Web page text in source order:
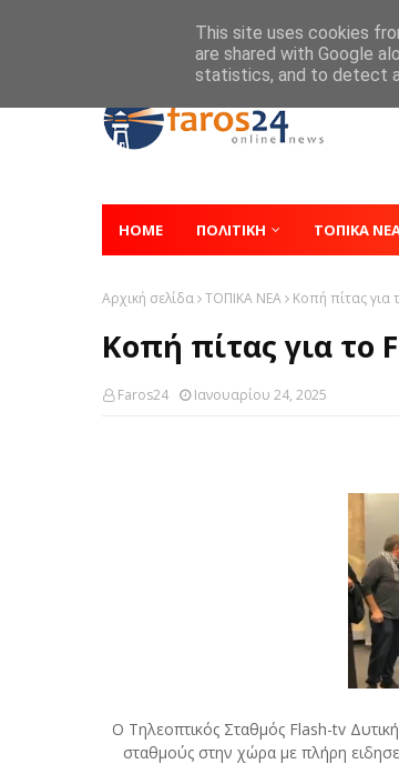
HOME ΠΟΛΙΤΙΚΗ ΤΟΠΙΚΑ
Αρχική σελίδα ΤΟΠΙΚΑ ΝΕΑ Κοπή πίτας για
Κοπή πίτας για το
Faros24 Ιανουαρίου 24, 2025
Ο Tηλεοπτικός Σταθμός Flash-tv
σταθμούς στην χώρα με πλήρη
This site uses cookies
are shared with Google
statistics, and to detect